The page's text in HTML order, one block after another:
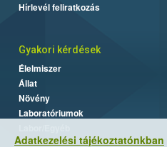
Adatkezelési tájékoztatónkban
Hírlevél feliratkozás
Gyakori kérdések
Élelmiszer
Állat
Növény
Laboratóriumok